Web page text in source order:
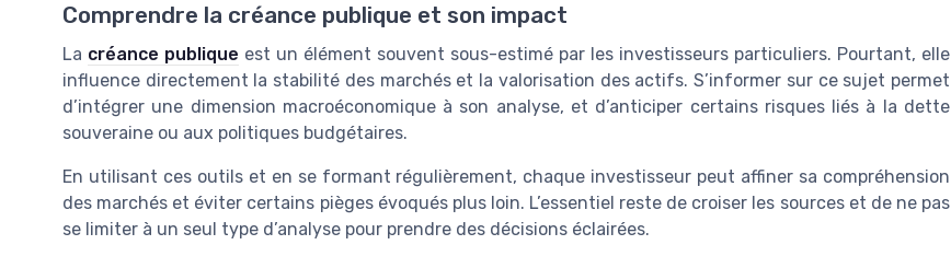
Comprendre la créance publique et son impact
La créance publique est un élément souvent sous-estimé par les investisseurs particuliers. Pourtant, elle
influence directement la stabilité des marchés et la valorisation des actifs. S’informer sur ce sujet permet
d’intégrer une dimension macroéconomique à son analyse, et d’anticiper certains risques liés à la dette
souveraine ou aux politiques budgétaires.
En utilisant ces outils et en se formant régulièrement, chaque investisseur peut affiner sa compréhension
des marchés et éviter certains pièges évoqués plus loin. L’essentiel reste de croiser les sources et de ne pas
se limiter à un seul type d’analyse pour prendre des décisions éclairées.